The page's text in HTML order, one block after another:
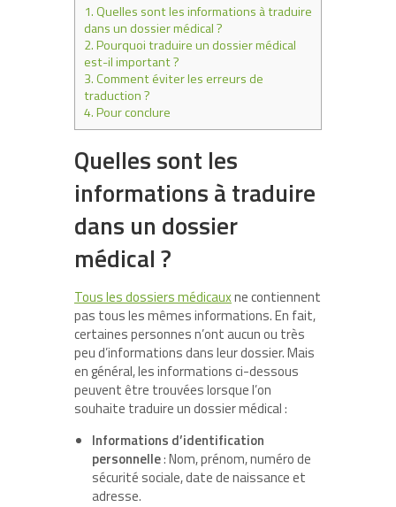
1.Quelles sont les informations à traduire
dans un dossier médical ?
2.Pourquoi traduire un dossier médical
est-il important ?
3.Comment éviter les erreurs de
traduction ?
4.Pour conclure
Quelles sont les
informations à traduire
dans un dossier
médical ?
Tous les dossiers médicauxne contiennent
pas tous les mêmes informations. En fait,
certaines personnes n’ont aucun ou très
peu d’informations dans leur dossier. Mais
en général, les informations ci-dessous
peuvent être trouvées lorsque l’on
souhaite traduire un dossier médical :
Informations d’identification
personnelle: Nom, prénom, numéro de
sécurité sociale, date de naissance et
adresse.